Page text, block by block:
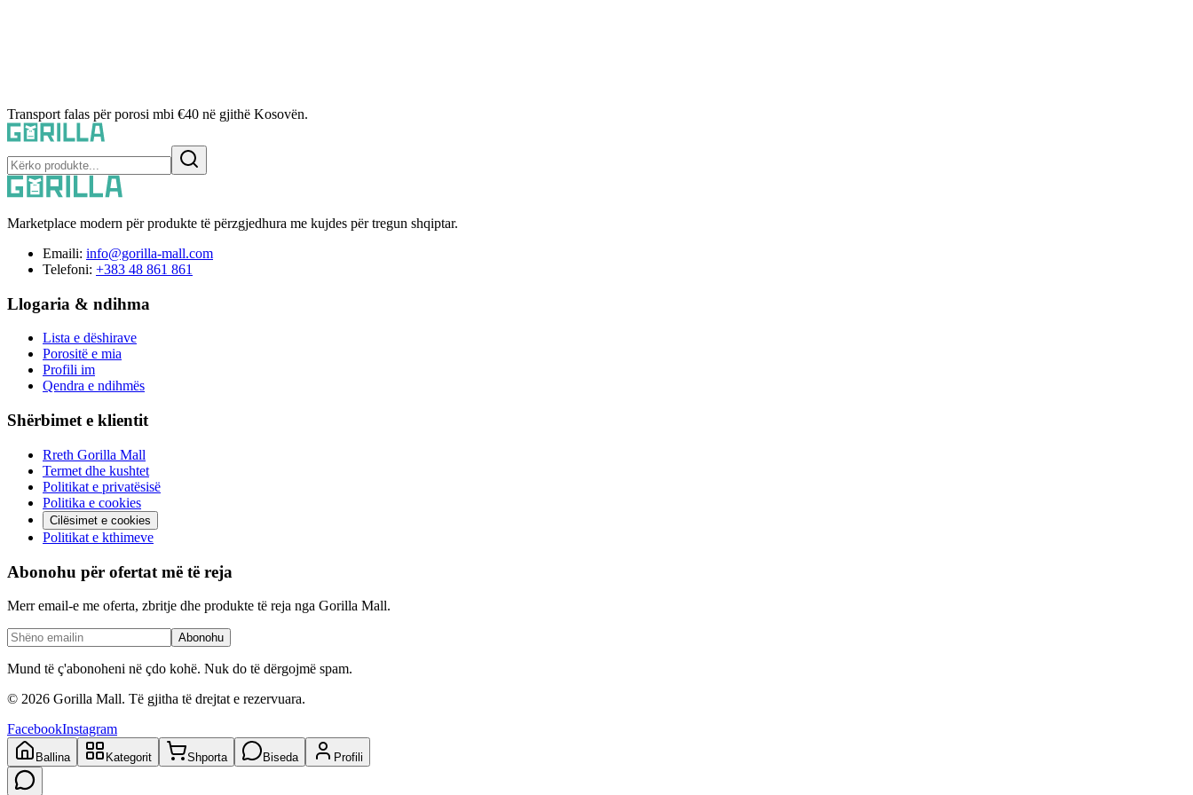
Transport falas për porosi mbi €40 në gjithë Kosovën.
Marketplace modern për produkte të përzgjedhura me kujdes për tregun shqiptar.
Emaili: info@gorilla-mall.com
Telefoni: +383 48 861 861
Llogaria & ndihma
Lista e dëshirave
Porositë e mia
Profili im
Qendra e ndihmës
Shërbimet e klientit
Rreth Gorilla Mall
Termet dhe kushtet
Politikat e privatësisë
Politika e cookies
Cilësimet e cookies
Politikat e kthimeve
Abonohu për ofertat më të reja
Merr email-e me oferta, zbritje dhe produkte të reja nga Gorilla Mall.
Abonohu
Mund të ç'abonoheni në çdo kohë. Nuk do të dërgojmë spam.
© 2026 Gorilla Mall. Të gjitha të drejtat e rezervuara.
FacebookInstagram
Ballina Kategorit Shporta Biseda Profili